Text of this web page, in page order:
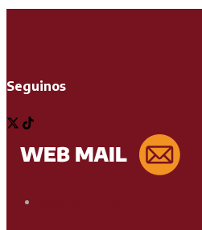
Seguinos